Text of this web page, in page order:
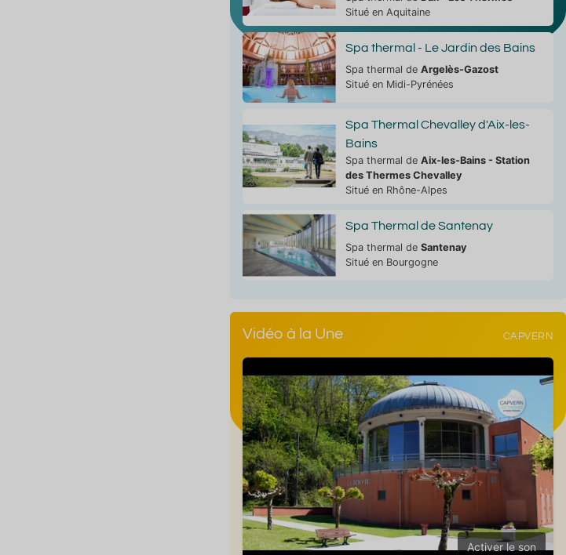
Situé en Aquitaine
Spa thermal - Le Jardin des Bains
Spa thermal de Argelès-Gazost
Situé en Midi-Pyrénées
Spa Thermal Chevalley d'Aix-les-
Bains
Spa thermal de Aix-les-Bains - Station
des Thermes Chevalley
Situé en Rhône-Alpes
Spa Thermal de Santenay
Spa thermal de Santenay
Situé en Bourgogne
Vidéo à la Une CAPVERN
Activer le son